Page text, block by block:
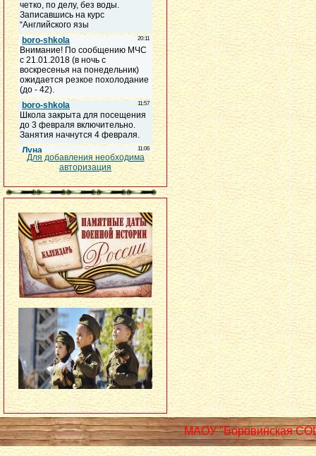
Для добавления необходима
авторизация
МАОУ "Боровинская